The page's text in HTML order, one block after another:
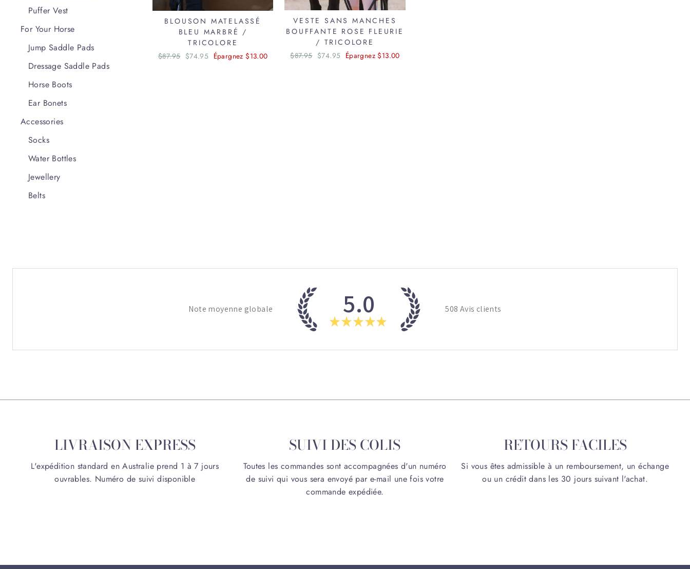
Puffer Vest
For Your Horse
Jump Saddle Pads
Dressage Saddle Pads
Horse Boots
Ear Bonets
Accessories
Socks
Water Bottles
Jewellery
Belts
BLOUSON MATELASSÉ
BLEU MARBRÉ /
TRICOLORE
Prix
$87.95 Prix
$74.95 Épargnez $13.00
VESTE SANS MANCHES
BOUFFANTE ROSE FLEURIE
/ TRICOLORE
Prix
$87.95 Prix
$74.95 Épargnez $13.00
Note moyenne globale 5.0
★ ★ ★ ★ ★
508 Avis clients
LIVRAISON EXPRESS
L'expédition standard en Australie prend 1 à 7 jours
ouvrables. Numéro de suivi disponible
SUIVI DES COLIS
Toutes les commandes sont accompagnées d'un numéro
de suivi qui vous sera envoyé par e-mail une fois votre
commande expédiée.
RETOURS FACILES
Si vous êtes admissible à un remboursement, un échange
ou un crédit dans les 30 jours suivant l'achat.